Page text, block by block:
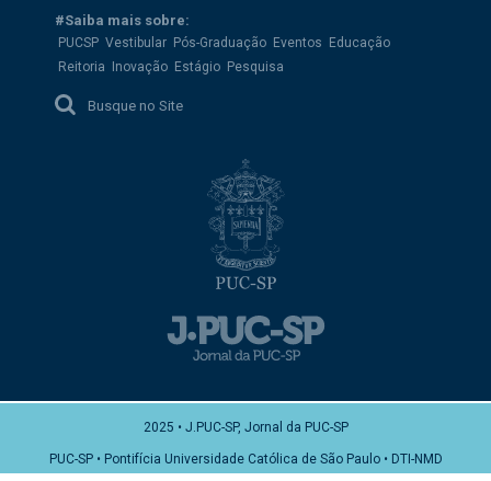
#Saiba mais sobre:
PUCSP Vestibular Pós-Graduação Eventos
Educação
Reitoria
Inovação Estágio Pesquisa
Busque no Site
2025 • J.PUC-SP, Jornal da PUC-SP
PUC-SP • Pontifícia Universidade Católica de São Paulo • DTI-NMD